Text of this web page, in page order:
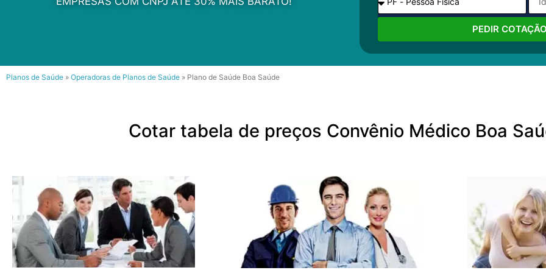
PEDIR
Planos de Saúde » Operadoras de Planos de Saúde » Plano de Saúde Boa Saúde
Cotar tabela de preços Convênio Médico Boa